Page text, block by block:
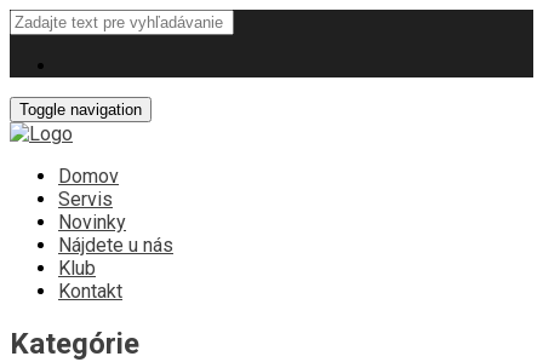
Toggle navigation
Domov
Servis
Novinky
Nájdete u nás
Klub
Kontakt
Kategórie